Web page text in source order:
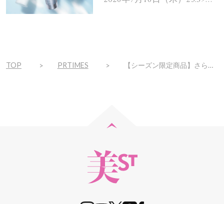
TOP PRTIMES 【シーズン限定商品】さらツヤ肌キープする「コペルニカ セバムコントロールパウダー」６月１０日（火）発売